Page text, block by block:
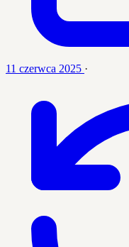
11 czerwca 2025 ·